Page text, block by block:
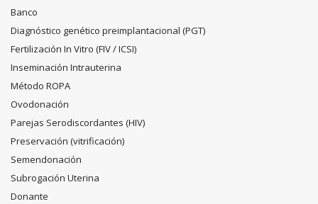
Banco
Diagnóstico genético preimplantacional (PGT)
Fertilización In Vitro (FIV / ICSI)
Inseminación Intrauterina
Método ROPA
Ovodonación
Parejas Serodiscordantes (HIV)
Preservación (vitrificación)
Semendonación
Subrogación Uterina
Donante